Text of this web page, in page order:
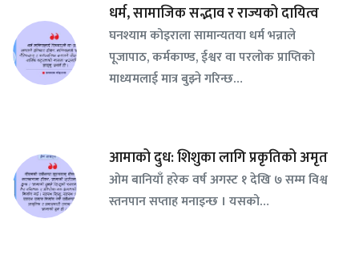
धर्म, सामाजिक सद्भाव र राज्यको दायित्व
घनश्याम कोइराला सामान्यतया धर्म भन्नाले
पूजापाठ, कर्मकाण्ड, ईश्वर वा परलोक प्राप्तिको
माध्यमलाई मात्र बुझ्ने गरिन्छ…
आमाको दुध: शिशुका लागि प्रकृतिको अमृत
ओम बानियाँ हरेक वर्ष अगस्ट १ देखि ७ सम्म विश्व
स्तनपान सप्ताह मनाइन्छ । यसको…